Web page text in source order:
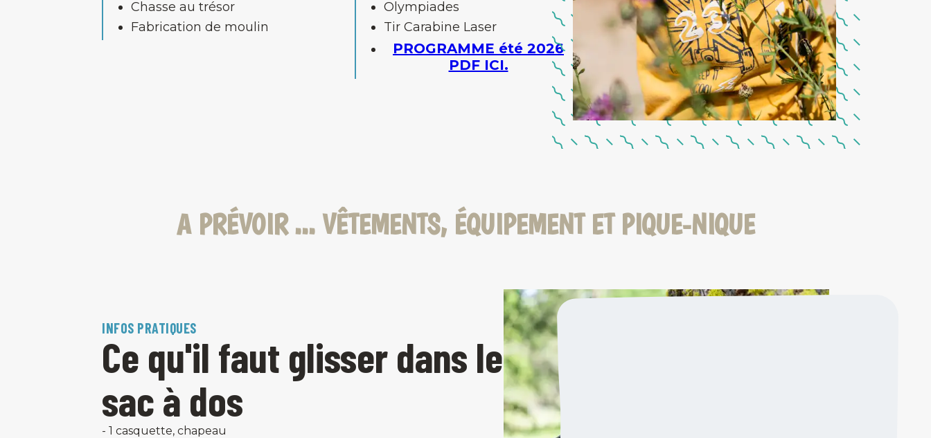
Chasse au trésor
Fabrication de moulin
Olympiades
Tir Carabine Laser
PROGRAMME été 2026
PDF ICI.
A PRÉVOIR ... VÊTEMENTS, ÉQUIPEMENT ET PIQUE-NIQUE
INFOS PRATIQUES
Ce qu'il faut glisser dans le
sac à dos
- 1 casquette, chapeau